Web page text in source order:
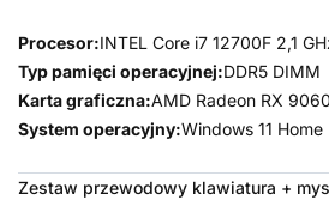
Procesor:INTEL Core i7 12700F 2,1
Typ pamięci operacyjnej:DDR5 DIMM
Karta graficzna:AMD Radeon RX
System operacyjny:Windows 11 Home
Zestaw przewodowy klawiatura +